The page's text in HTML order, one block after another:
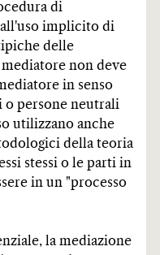
di
all'uso implicito di
delle
non deve
in senso
o persone neutrali
utilizzano anche
della teoria
stessi o le parti in
in un "processo
la mediazione